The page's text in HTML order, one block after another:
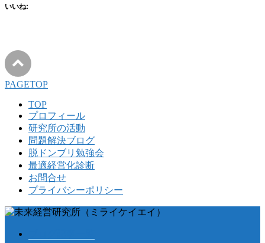
いいね:
PAGETOP
TOP
プロフィール
研究所の活動
問題解決ブログ
脱ドンブリ勉強会
最適経営化診断
お問合せ
プライバシーポリシー